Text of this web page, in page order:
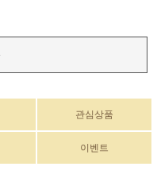
관심상품
이벤트